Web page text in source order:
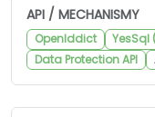
API / MECHANISMY
OpenIddict
Data Protection API